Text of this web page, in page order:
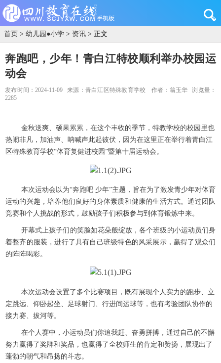
首页 > 幼儿园●小学 > 资讯 > 正文
奔跑吧，少年！青白江特校顺利举办校园运
动会
发布时间：2024-11-09 来源：青白江区特殊教育学校 作者：翁玉华
浏览量：
2285
金秋送爽、硕果累累，在这个丰收的季节，特教学校的校园里也
热闹非凡，加油声、呐喊声此起彼伏，因为在这里正在举行着青白江
区特殊教育学校“体育复健进校园”暨第十届运动会。
本次运动会以为“奔跑吧 少年”主题，旨在为了激发青少年对体育
运动的兴趣，培养他们良好的身体素质和健康的生活方式。通过团队
竞赛和个人挑战的形式，鼓励孩子们积极参与到体育锻炼中来。
开幕式上孩子们的笑脸如花朵般绽放，各个班级的小运动员们身
着整齐的服装，进行了具有自己班级特色的风采展示，赢得了观众们
的阵阵喝彩。
本次运动会设置了多个比赛项目，既有展现个人实力的跑步、立
定跳远、仰卧起坐、足球射门、行进间运球等，也有考验团队协作的
接力赛、拔河等。
在个人赛中，小运动员们你追我赶、奋勇拼搏，通过自己的不懈
努力赢得了奖牌和奖品，也赢得了全校师生的肯定和赞扬，展现出了
蓬勃的朝气和昂扬的斗志。